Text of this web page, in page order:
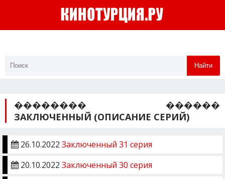
Найти
�������� ������
ЗАКЛЮЧЕННЫЙ (ОПИСАНИЕ СЕРИЙ)
26.10.2022 Заключенный 31 серия
20.10.2022 Заключенный 30 серия